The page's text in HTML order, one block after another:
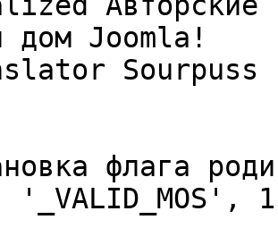
дом Joomla!
Sourpuss
флага
'_VALID_MOS',